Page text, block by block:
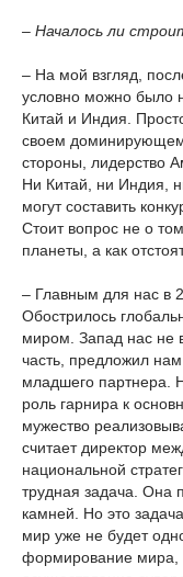
– Началось ли
– На мой взгляд,
условно можно было
Китай и Индия.
своем доминирующем
стороны, лидерство
Ни Китай, ни Индия,
могут составить
Стоит вопрос не о
планеты, а как
– Главным для нас в
Обострилось
миром. Запад нас не
часть, предложил
младшего партнера.
роль гарнира к
мужество
считает директор
национальной
трудная задача. Она
камней. Но это
мир уже не будет
формирование мира,